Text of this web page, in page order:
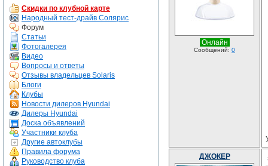
Скидки по клубной карте
Народный тест-драйв Солярис
Форум
Статьи
Фотогалерея
Видео
Вопросы и ответы
Отзывы владельцев Solaris
Блоги
Клубы
Новости дилеров Hyundai
Дилеры Hyundai
Доска объявлений
Участники клуба
Другие автоклубы
Правила форума
Руководство клуба
Онлайн
Сообщений: 0
ДЖОКЕР